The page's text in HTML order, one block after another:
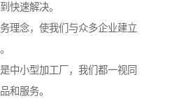
快速解决。
理念，使我们与众多企业建立
中小型加工厂，我们都一视同
和服务。